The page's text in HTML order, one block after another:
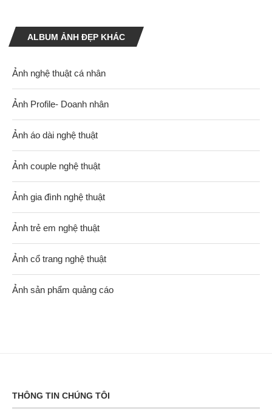
ALBUM ẢNH ĐẸP KHÁC
Ảnh nghệ thuật cá nhân
Ảnh Profile- Doanh nhân
Ảnh áo dài nghệ thuật
Ảnh couple nghệ thuật
Ảnh gia đình nghệ thuật
Ảnh trẻ em nghệ thuật
Ảnh cổ trang nghệ thuật
Ảnh sản phẩm quảng cáo
THÔNG TIN CHÚNG TÔI